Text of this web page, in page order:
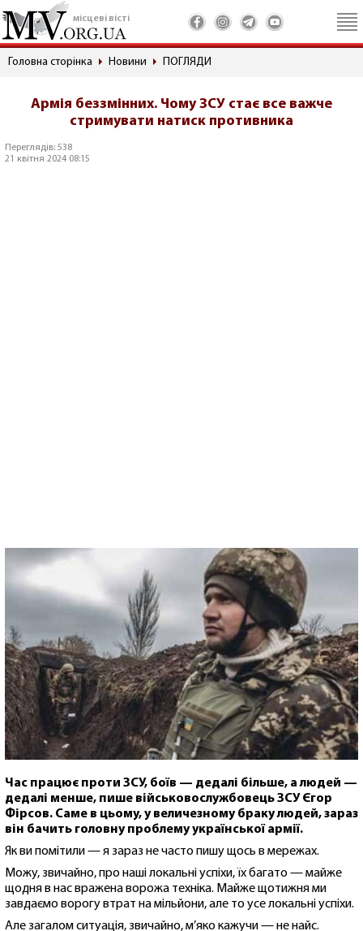
місцеві вісті
Головна сторінка Новини ПОГЛЯДИ
Армія беззмінних. Чому ЗСУ стає все важче
стримувати натиск противника
Переглядів: 538
21 квітня 2024 08:15
Час працює проти ЗСУ, боїв — дедалі більше, а людей —
дедалі менше, пише військовослужбовець ЗСУ Єгор
Фірсов. Саме в цьому, у величезному браку людей, зараз
він бачить головну проблему української армії.
Як ви помітили — я зараз не часто пишу щось в мережах.
Можу, звичайно, про наші локальні успіхи, їх багато — майже
щодня в нас вражена ворожа техніка. Майже щотижня ми
завдаємо ворогу втрат на мільйони, але то усе локальні успіхи.
Але загалом ситуація, звичайно, м’яко кажучи — не найс.